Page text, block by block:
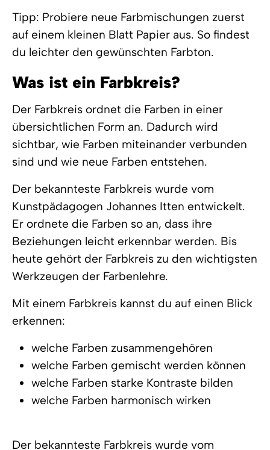
Tipp: Probiere neue Farbmischungen zuerst
auf einem kleinen Blatt Papier aus. So findest
du leichter den gewünschten Farbton.
Was ist ein Farbkreis?
Der Farbkreis ordnet die Farben in einer
übersichtlichen Form an. Dadurch wird
sichtbar, wie Farben miteinander verbunden
sind und wie neue Farben entstehen.
Der bekannteste Farbkreis wurde vom
Kunstpädagogen Johannes Itten entwickelt.
Er ordnete die Farben so an, dass ihre
Beziehungen leicht erkennbar werden. Bis
heute gehört der Farbkreis zu den wichtigsten
Werkzeugen der Farbenlehre.
Mit einem Farbkreis kannst du auf einen Blick
erkennen:
welche Farben zusammengehören
welche Farben gemischt werden können
welche Farben starke Kontraste bilden
welche Farben harmonisch wirken
Der bekannteste Farbkreis wurde vom